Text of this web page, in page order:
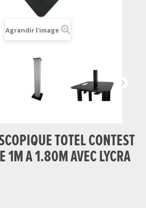
Agrandir l'image
TOTEL CONTEST
1M A 1.80M AVEC LYCRA